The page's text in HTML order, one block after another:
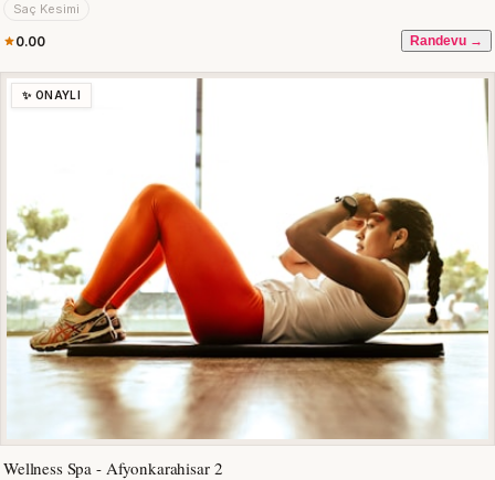
Saç Kesimi
0.00 Randevu →
✨ ONAYLI
Wellness Spa - Afyonkarahisar 2